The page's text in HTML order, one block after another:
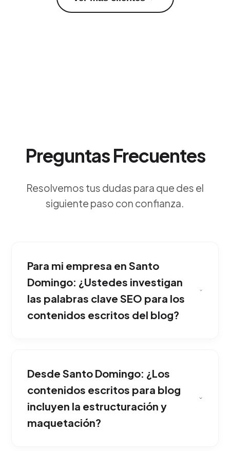
Preguntas Frecuentes
Resolvemos tus dudas para que des el
siguiente paso con confianza.
Para mi empresa en Santo
Domingo: ¿Ustedes investigan
las palabras clave SEO para los
contenidos escritos del blog?
calidad genera autoridad inmediata de marca
y es la piedra angular para atraer tráfico
gratuito constante mediante Google (SEO).
Es la mejor opción para competir fuertemente
dentro de Santo Domingo.
Desde Santo Domingo: ¿Los
contenidos escritos para blog
incluyen la estructuración y
maquetación?